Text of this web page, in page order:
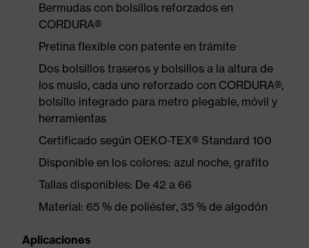
Bermudas con bolsillos reforzados en
CORDURA®
Pretina flexible con patente en trámite
Dos bolsillos traseros y bolsillos a la altura de
los muslo, cada uno reforzado con CORDURA®,
bolsillo integrado para metro plegable, móvil y
herramientas
Certificado según OEKO-TEX® Standard 100
Disponible en los colores: azul noche, grafito
Tallas disponibles: De 42 a 66
Material: 65 % de poliéster, 35 % de algodón
Aplicaciones